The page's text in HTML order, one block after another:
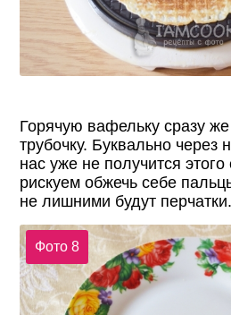
Горячую вафельку сразу
трубочку. Буквально через
нас уже не получится
рискуем обжечь себе
не лишними будут перчатки.
Фото 8